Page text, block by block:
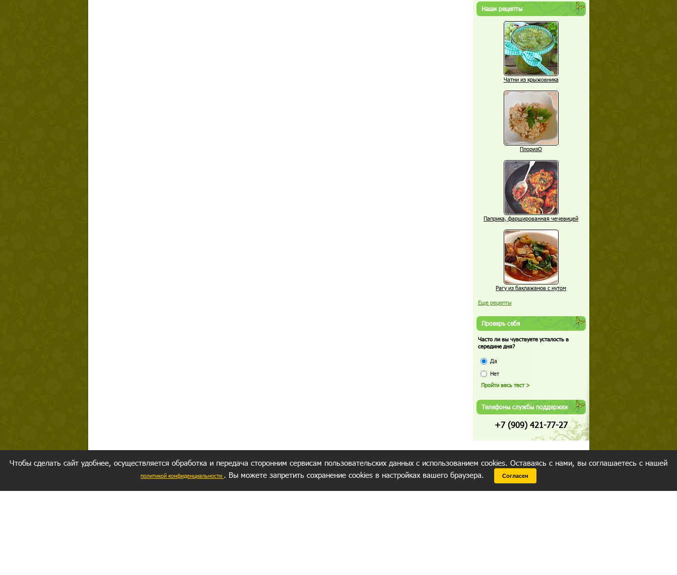
Наши рецепты
Чатни из крыжовника
ПлоризО
Паприка, фаршированная чечевицей
Рагу из баклажанов с нутом
Еще рецепты
Проверь себя
Часто ли вы чувствуете усталость в
середине дня?
Да
Нет
Телефоны службы поддержки
+7 (909) 421-77-27
Чтобы сделать сайт удобнее, осуществляется обработка и передача сторонним сервисам пользовательских данных с использованием cookies. Оставаясь с нами, вы соглашаетесь с нашей
политикой конфиденциальности . Вы можете запретить сохранение cookies в настройках вашего браузера. Согласен